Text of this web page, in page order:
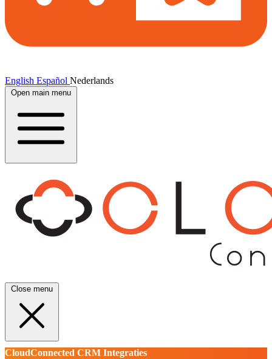
English Español Nederlands
Open main menu
Close menu
CloudConnected CRM Integraties